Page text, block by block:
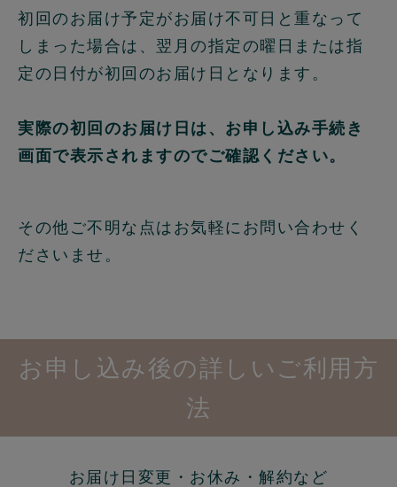
初回のお届け予定がお届け不可日と重なって
しまった場合は、翌月の指定の曜日または指
定の日付が初回のお届け日となります。
実際の初回のお届け日は、お申し込み手続き
画面で表示されますのでご確認ください。
その他ご不明な点はお気軽にお問い合わせく
ださいませ。
お申し込み後の詳しいご利用方
法
お届け日変更・お休み・解約など